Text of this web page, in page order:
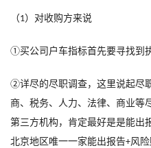
（1） 对收购方来说
①买公司户车指标首先要寻找到
②详尽的尽职调查，这里说起尽
商、税务、人力、法律、商业等
第三方机构，肯定最好是是能出
北京地区唯一一家能出报告+风